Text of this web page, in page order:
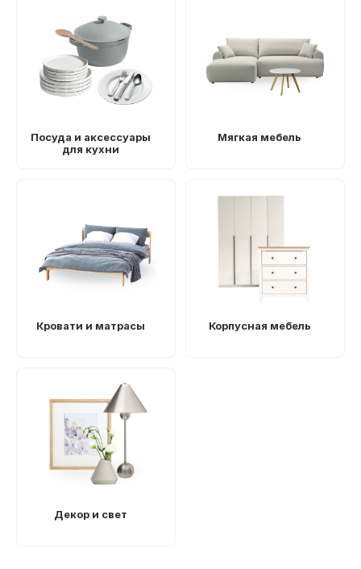
Посуда и аксессуары
для кухни
Мягкая мебель
Кровати и матрасы Корпусная мебель
Декор и свет